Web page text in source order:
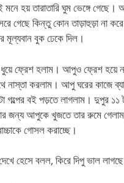
মনে হয় তারাতারি ঘুম ভেঙ্গে
গেছে কিন্তু কোন তাড়াহুড়া না করে
মূল্যবান বুক ঢেকে দিল।
ফ্রেশ হলাম। আপুও ফ্রেশ হয়ে
নাস্তা করলাম। আপু ঘরের কাজে
গল্পের বই পড়তে লাগলাম। দুপুর
জন্য আপুকে খুজতে তার রুমে
গোসল করাচ্ছে।
হেসে বলল, কিরে দিপু ভাল